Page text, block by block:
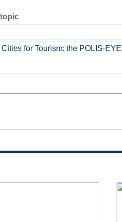
for Tourism: the POLIS-